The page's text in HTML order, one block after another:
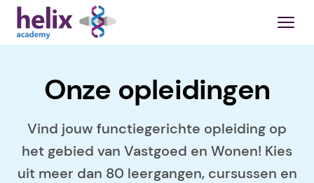
Onze opleidingen
Vind jouw functiegerichte opleiding op
het gebied van Vastgoed en Wonen! Kies
uit meer dan 80 leergangen, cursussen en